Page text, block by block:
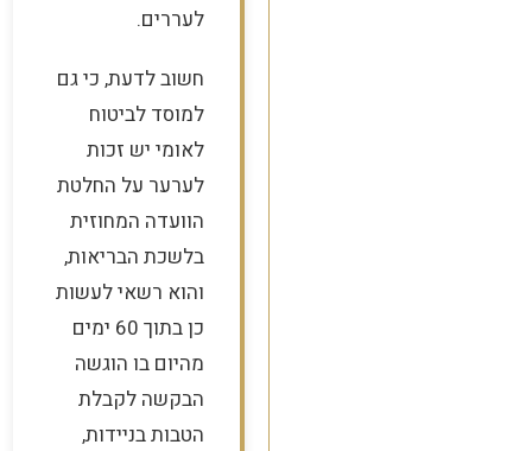
לעררים.
חשוב לדעת, כי גם
למוסד לביטוח
לאומי יש זכות
לערער על החלטת
הוועדה המחוזית
בלשכת הבריאות,
והוא רשאי לעשות
כן בתוך 60 ימים
מהיום בו הוגשה
הבקשה לקבלת
הטבות בניידות,